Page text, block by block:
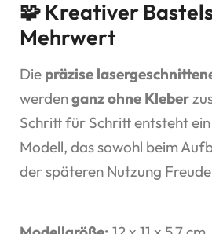
🧩 Kreativer
Mehrwert
Die präzise
werdenganz ohne Kleber
Schritt für Schritt entsteht
Modell, das sowohl beim
der späteren Nutzung